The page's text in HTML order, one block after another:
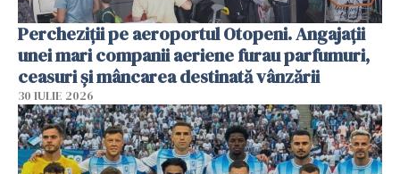
Percheziții pe aeroportul Otopeni. Angajații
unei mari companii aeriene furau parfumuri,
ceasuri și mâncarea destinată vânzării
30 IULIE 2026